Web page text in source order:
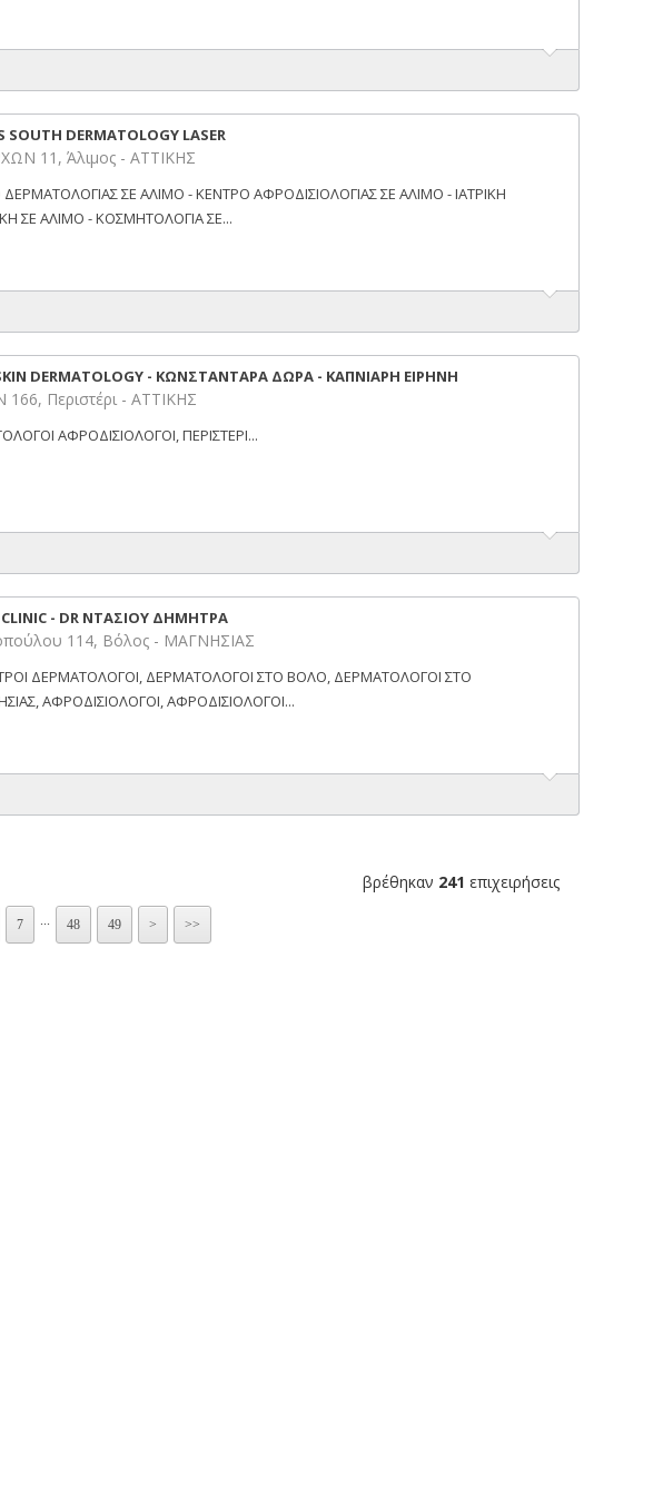
SOUTH DERMATOLOGY LASER
11, Άλιμος - ΑΤΤΙΚΗΣ
ΣΕ ΑΛΙΜΟ - ΚΕΝΤΡΟ ΑΦΡΟΔΙΣΙΟΛΟΓΙΑΣ ΣΕ ΑΛΙΜΟ - ΙΑΤΡΙΚΗ
ΣΕ ΑΛΙΜΟ - ΚΟΣΜΗΤΟΛΟΓΙΑ ΣΕ...
SKIN DERMATOLOGY - ΚΩΝΣΤΑΝΤΑΡΑ ΔΩΡΑ - ΚΑΠΝΙΑΡΗ ΕΙΡΗΝΗ
Περιστέρι - ΑΤΤΙΚΗΣ
ΑΦΡΟΔΙΣΙΟΛΟΓΟΙ, ΠΕΡΙΣΤΕΡΙ...
CLINIC - DR ΝΤΑΣΙΟΥ ΔΗΜΗΤΡΑ
114, Βόλος - ΜΑΓΝΗΣΙΑΣ
ΔΕΡΜΑΤΟΛΟΓΟΙ, ΔΕΡΜΑΤΟΛΟΓΟΙ ΣΤΟ ΒΟΛΟ, ΔΕΡΜΑΤΟΛΟΓΟΙ ΣΤΟ
ΑΦΡΟΔΙΣΙΟΛΟΓΟΙ, ΑΦΡΟΔΙΣΙΟΛΟΓΟΙ...
βρέθηκαν 241 επιχειρήσεις
7 ... 48 49 > >>